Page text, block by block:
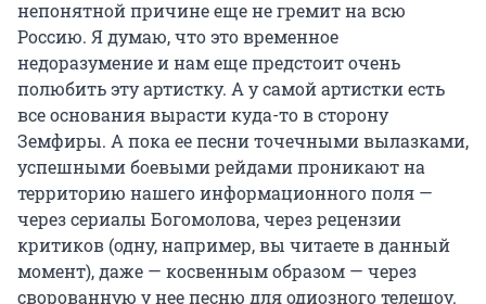
непонятной причине еще не гремит на всю
Россию. Я думаю, что это временное
недоразумение и нам еще предстоит очень
полюбить эту артистку. А у самой артистки есть
все основания вырасти куда-то в сторону
Земфиры. А пока ее песни точечными вылазками,
успешными боевыми рейдами проникают на
территорию нашего информационного поля —
через сериалы Богомолова, через рецензии
критиков (одну, например, вы читаете в данный
момент), даже — косвенным образом — через
сворованную у нее песню для одиозного телешоу.